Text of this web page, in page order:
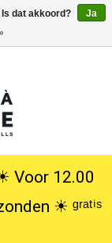
Voor 12.00
☀︎ ᵍʳᵃᵗⁱˢ
dat akkoord?
Ja